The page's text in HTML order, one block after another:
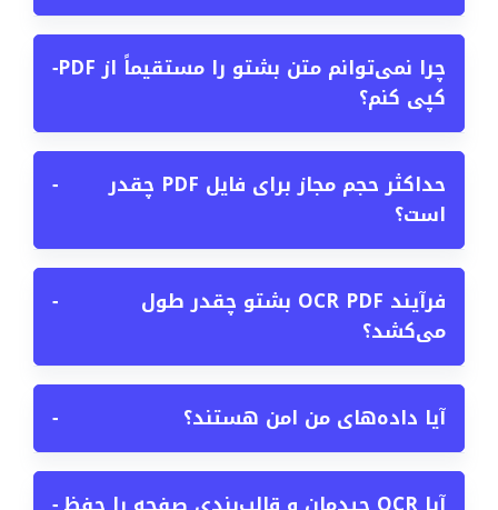
چرا نمی‌توانم متن بشتو را مستقیماً از PDF
کپی کنم؟
−
حداکثر حجم مجاز برای فایل PDF چقدر
است؟
−
فرآیند OCR PDF بشتو چقدر طول
می‌کشد؟
−
آیا داده‌های من امن هستند؟ −